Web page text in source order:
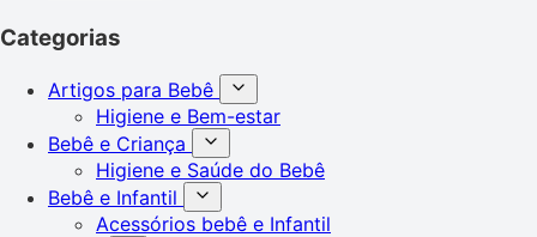
Categorias
Artigos para Bebê
Higiene e Bem-estar
Bebê e Criança
Higiene e Saúde do Bebê
Bebê e Infantil
Acessórios bebê e Infantil